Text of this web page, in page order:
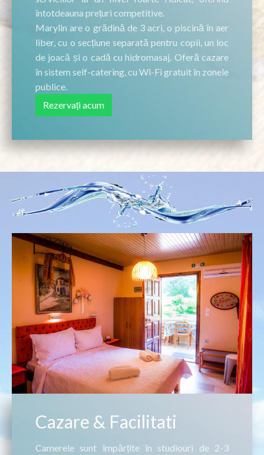
întotdeauna prețuri competitive.
Marylin are o grădină de 3 acri, o piscină în aer
liber, cu o secțiune separată pentru copii, un loc
de joacă și o cadă cu hidromasaj. Oferă cazare
în sistem self-catering, cu Wi-Fi gratuit în zonele
publice.
Rezervați acum
Cazare & Facilitati
Camerele sunt împărțite în studiouri de 2-3